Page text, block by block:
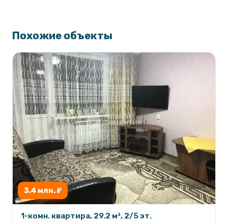
Похожие объекты
3.4 млн. ₽
1-комн. квартира, 29.2 м², 2/5 эт.